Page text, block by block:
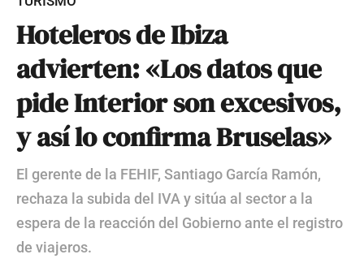
Hoteleros de Ibiza
advierten: «Los datos que
pide Interior son excesivos,
y así lo confirma Bruselas»
El gerente de la FEHIF, Santiago García Ramón,
rechaza la subida del IVA y sitúa al sector a la
espera de la reacción del Gobierno ante el registro
de viajeros.